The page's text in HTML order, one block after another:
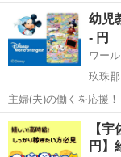
幼児
- 円
ワー
玖珠郡
主婦(夫)の働くを応援！ [勤務日数]： 週4日~
10:00~17:00/10:00~16:00/
駅]： 大分県玖珠郡 ※
大分 玖珠郡 営
【
円】